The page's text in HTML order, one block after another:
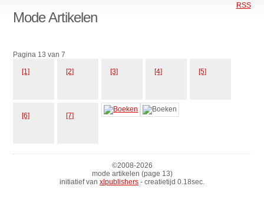
RSS
Mode Artikelen
Pagina 13 van 7
[1] [2] [3] [4] [5]
[6] [7]
©2008-2026
mode artikelen (page 13)
initiatief van xlpublishers - creatietijd 0.18sec.